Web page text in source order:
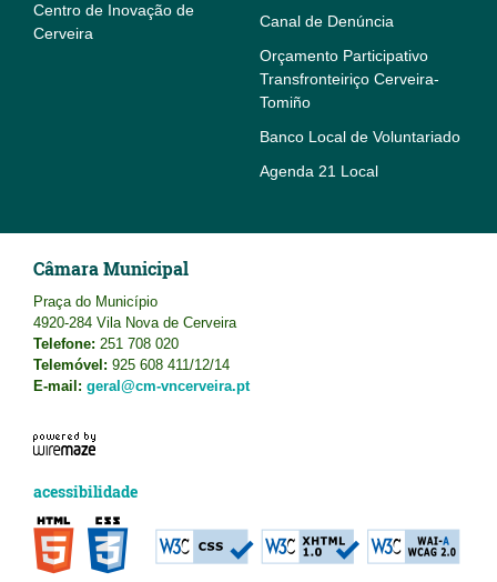
Centro de Inovação de
Cerveira
Canal de Denúncia
Orçamento Participativo
Transfronteiriço Cerveira-
Tomiño
Banco Local de Voluntariado
Agenda 21 Local
Câmara Municipal
Praça do Município
4920-284 Vila Nova de Cerveira
Telefone: 251 708 020
Telemóvel: 925 608 411/12/14
E-mail: geral@cm-vncerveira.pt
acessibilidade